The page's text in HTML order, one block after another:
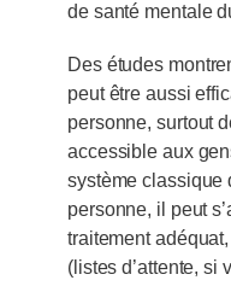
de santé mentale
Des études
peut être aussi
personne, surtout
accessible aux
système classique
personne, il peut
traitement
(listes d’attente, si